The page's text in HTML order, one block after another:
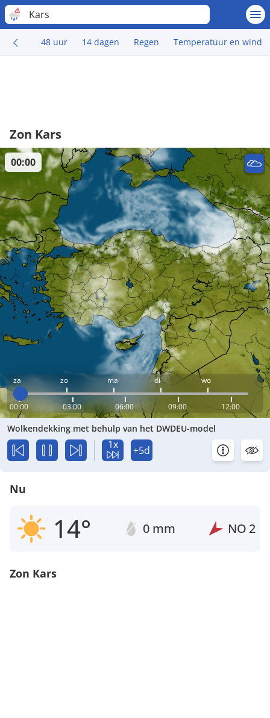
Kars
48 uur 14 dagen Regen Temperatuur en wind
Zon Kars
za zo ma di wo
00:00 03:00 06:00 09:00 12:00
00:00
Wolkendekking met behulp van het DWDEU-model
1x +5d
Nu
14° 0 mm NO 2
Zon Kars